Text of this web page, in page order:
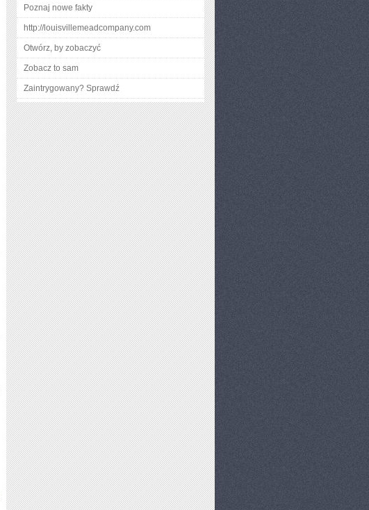
Poznaj nowe fakty
http://louisvillemeadcompany.com
Otwórz, by zobaczyć
Zobacz to sam
Zaintrygowany? Sprawdź